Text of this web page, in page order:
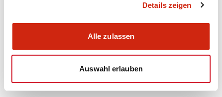
Details zeigen
Alle zulassen
Auswahl erlauben
Dokumente und Dateien